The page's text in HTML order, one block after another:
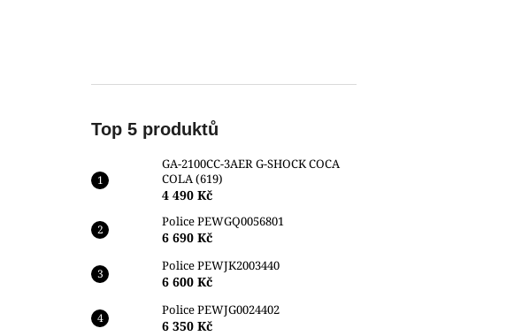
Top 5 produktů
GA-2100CC-3AER G-SHOCK COCA
COLA (619)
4 490 Kč
Police PEWGQ0056801
6 690 Kč
Police PEWJK2003440
6 600 Kč
Police PEWJG0024402
6 350 Kč